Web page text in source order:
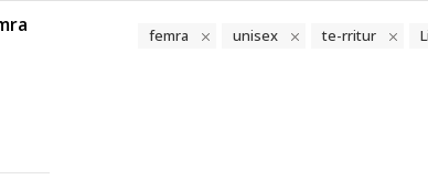
femra unisex te-rritur